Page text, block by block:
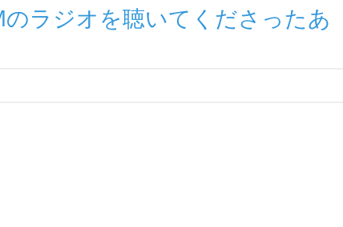
ラジオを聴いてくださったあ